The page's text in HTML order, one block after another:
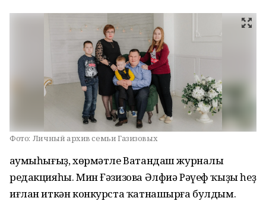
Фото: Личный архив семьи Газизовых
Һаумыһығыҙ, хөрмәтле Ватандаш журналы
редакцияһы. Мин Ғәзизова Әлфиә Рәүеф ҡыҙы һеҙ
иғлан иткән конкурста ҡатнашырға булдым.